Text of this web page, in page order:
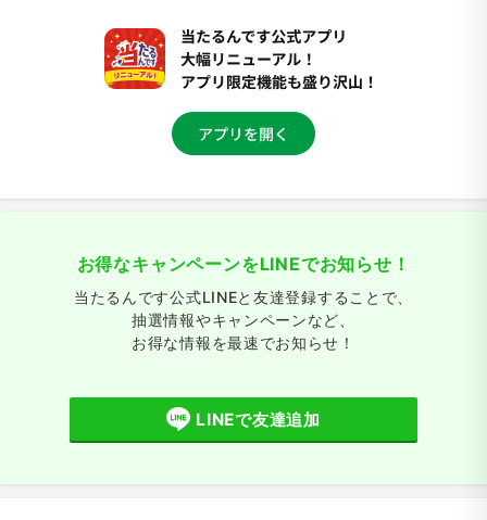
お得なキャンペーンをLINEでお知らせ！
当たるんです公式LINEと友達登録することで、
抽選情報やキャンペーンなど、
お得な情報を最速でお知らせ！
LINEで友達追加